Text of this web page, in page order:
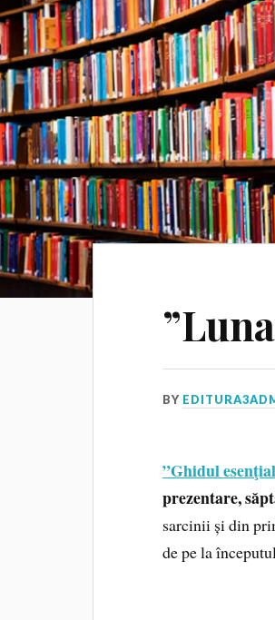
BY
”Ghidul
prezentare,
sarcinii și din
de pe la